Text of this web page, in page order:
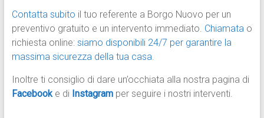
Contatta subito il tuo referente a Borgo Nuovo per un
preventivo gratuito e un intervento immediato. Chiamatao
richiesta online: siamo disponibili 24/7 per garantire la
massima sicurezza della tua casa.
Inoltre ti consiglio di dare un’occhiata alla nostra pagina di
Facebook e di Instagram per seguire i nostri interventi.